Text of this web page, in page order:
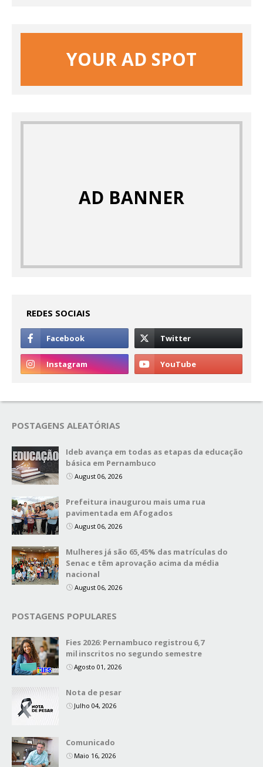
YOUR AD SPOT
AD BANNER
REDES SOCIAIS
POSTAGENS ALEATÓRIAS
Ideb avança em todas as etapas da educação
básica em Pernambuco
August 06, 2026
Prefeitura inaugurou mais uma rua
pavimentada em Afogados
August 06, 2026
Mulheres já são 65,45% das matrículas do
Senac e têm aprovação acima da média
nacional
August 06, 2026
POSTAGENS POPULARES
Fies 2026: Pernambuco registrou 6,7
mil inscritos no segundo semestre
Agosto 01, 2026
Nota de pesar
Julho 04, 2026
Comunicado
Maio 16, 2026